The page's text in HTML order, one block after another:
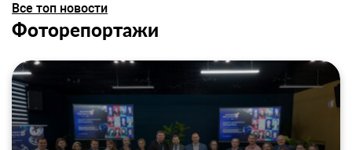
Все топ новости
Фоторепортажи